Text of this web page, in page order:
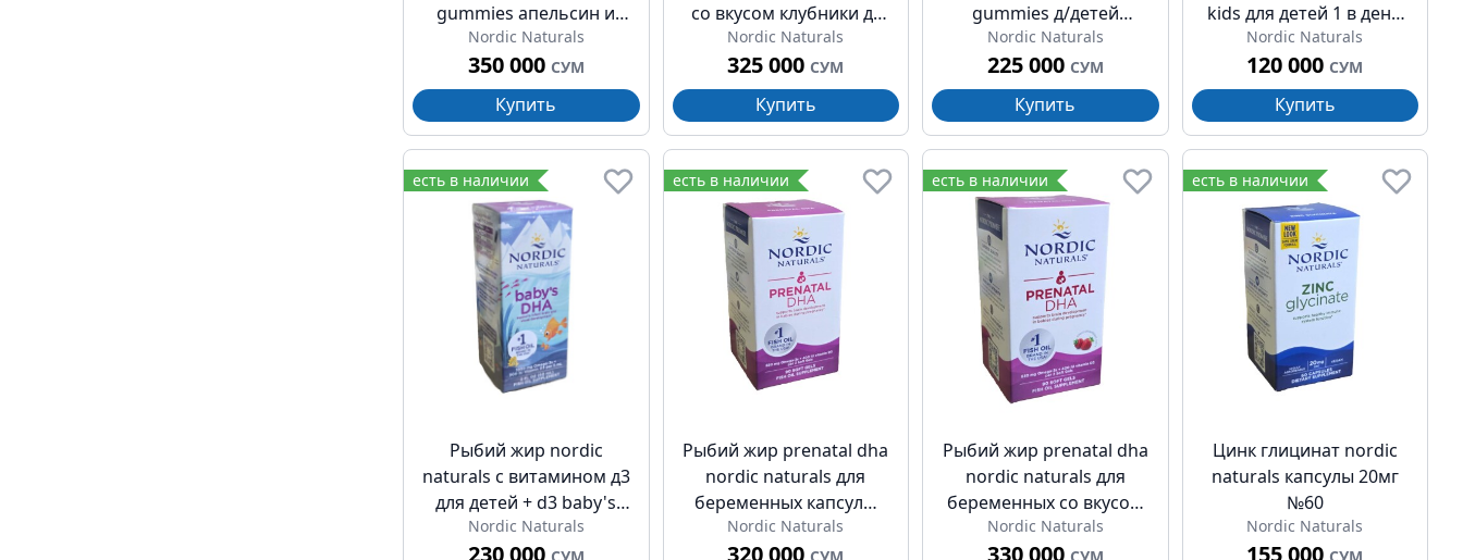
gummies апельсин и
лимон жеват ягод 3л+
№120
Nordic Naturals
350 000 СУМ
Купить
со вкусом клубники д/
подростков 6л+ капсулы
680мг №90
Nordic Naturals
325 000 СУМ
Купить
gummies д/детей
тропический пунш
жеват конфет 600мг
№30
Nordic Naturals
225 000 СУМ
Купить
kids для детей 1 в день
фруктовый вкус капсулы
№30
Nordic Naturals
120 000 СУМ
Купить
есть в наличии
Рыбий жир nordic
naturals с витамином д3
для детей + d3 baby's
dha капли 1050мг/300ме
60мл
Nordic Naturals
230 000
есть в наличии
Рыбий жир prenatal dha
nordic naturals для
беременных капсулы
500мг №90
Nordic Naturals
320 000
есть в наличии
Рыбий жир prenatal dha
nordic naturals для
беременных со вкусом
клубника капсулы 500мг
№90
Nordic Naturals
330 000
есть в наличии
Цинк глицинат nordic
naturals капсулы 20мг
№60
Nordic Naturals
155 000